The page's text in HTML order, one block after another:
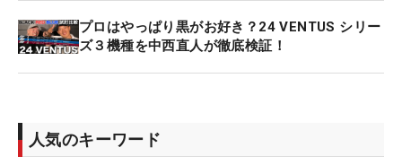
プロはやっぱり黒がお好き？24 VENTUS シリー
ズ３機種を中西直人が徹底検証！
人気のキーワード